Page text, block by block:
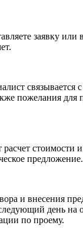
заявку или
связывается
пожелания для
стоимости
предложение.
и внесения
день на
по проему.